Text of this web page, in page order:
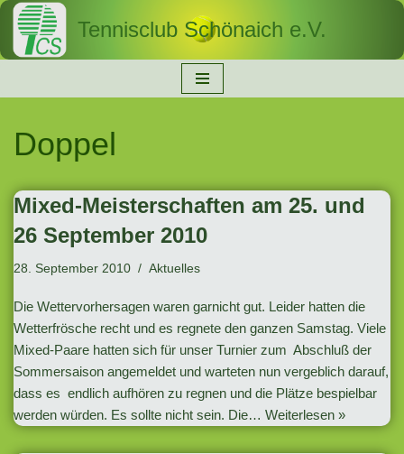
Zum
Tennisclub Schönaich e.V.
Doppel
Mixed-Meisterschaften am 25. und
26 September 2010
28. September 2010 Aktuelles
Die Wettervorhersagen waren garnicht gut. Leider hatten die
Wetterfrösche recht und es regnete den ganzen Samstag. Viele
Mixed-Paare hatten sich für unser Turnier zum Abschluß der
Sommersaison angemeldet und warteten nun vergeblich darauf,
dass es endlich aufhören zu regnen und die Plätze bespielbar
werden würden. Es sollte nicht sein. Die… Weiterlesen »